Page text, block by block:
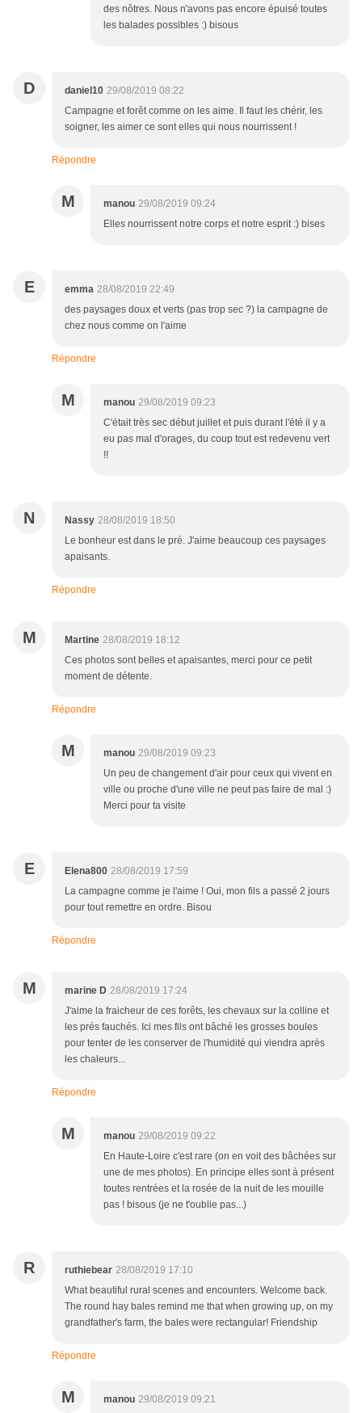
des nôtres. Nous n'avons pas encore épuisé toutes
les balades possibles :) bisous
D daniel10 29/08/2019 08:22
Campagne et forêt comme on les aime. Il faut les chérir, les
soigner, les aimer ce sont elles qui nous nourrissent !
Répondre
M manou 29/08/2019 09:24
Elles nourrissent notre corps et notre esprit :) bises
E emma 28/08/2019 22:49
des paysages doux et verts (pas trop sec ?) la campagne de
chez nous comme on l'aime
Répondre
M manou 29/08/2019 09:23
C'était très sec début juillet et puis durant l'été il y a
eu pas mal d'orages, du coup tout est redevenu vert
!!
N Nassy 28/08/2019 18:50
Le bonheur est dans le pré. J'aime beaucoup ces paysages
apaisants.
Répondre
M Martine 28/08/2019 18:12
Ces photos sont belles et apaisantes, merci pour ce petit
moment de détente.
Répondre
M manou 29/08/2019 09:23
Un peu de changement d'air pour ceux qui vivent en
ville ou proche d'une ville ne peut pas faire de mal :)
Merci pour ta visite
E Elena800 28/08/2019 17:59
La campagne comme je l'aime ! Oui, mon fils a passé 2 jours
pour tout remettre en ordre. Bisou
Répondre
M marine D 28/08/2019 17:24
J'aime la fraicheur de ces forêts, les chevaux sur la colline et
les prés fauchés. Ici mes fils ont bâché les grosses boules
pour tenter de les conserver de l'humidité qui viendra après
les chaleurs...
Répondre
M manou 29/08/2019 09:22
En Haute-Loire c'est rare (on en voit des bâchées sur
une de mes photos). En principe elles sont à présent
toutes rentrées et la rosée de la nuit de les mouille
pas ! bisous (je ne t'oublie pas...)
R ruthiebear 28/08/2019 17:10
What beautiful rural scenes and encounters. Welcome back.
The round hay bales remind me that when growing up, on my
grandfather's farm, the bales were rectangular! Friendship
Répondre
M manou 29/08/2019 09:21